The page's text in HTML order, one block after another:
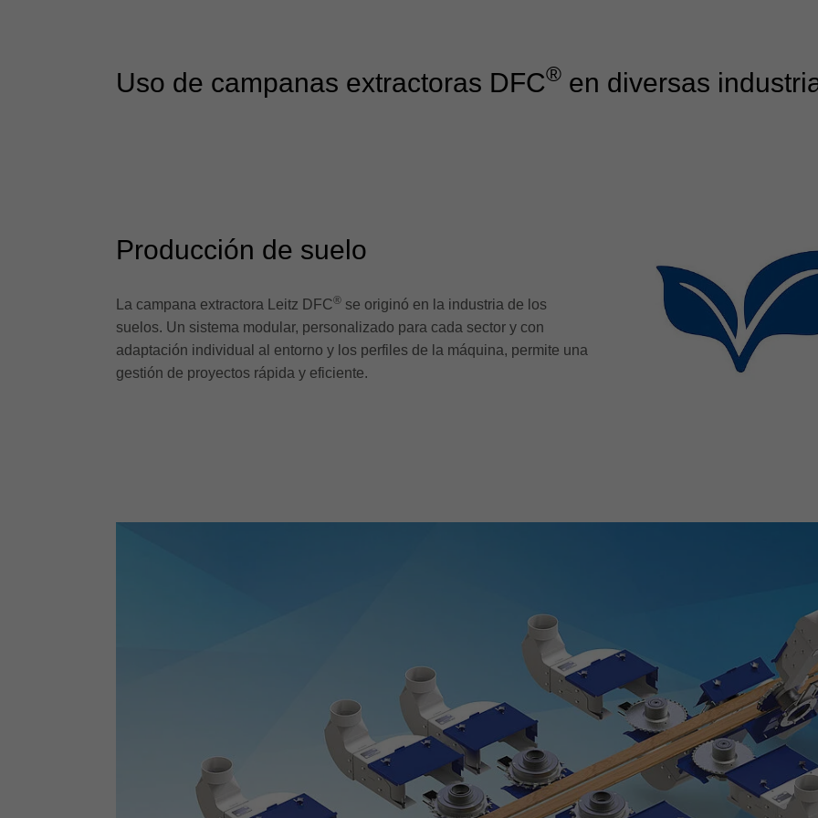
Uso de campanas extractoras DFC® en diversas
Producción de suelo
La campana extractora Leitz DFC® se originó en la industria de los
suelos. Un sistema modular, personalizado para cada sector y con
adaptación individual al entorno y los perfiles de la máquina, permite una
gestión de proyectos rápida y eficiente.